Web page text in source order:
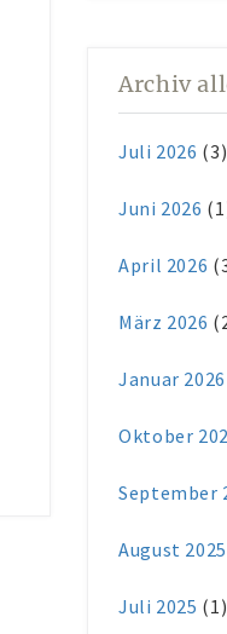
Archiv
Juli 2026 (3)
Juni 2026
April 2026
März 2026
Januar 2026
Oktober
September
August 2025
Juli 2025 (1)